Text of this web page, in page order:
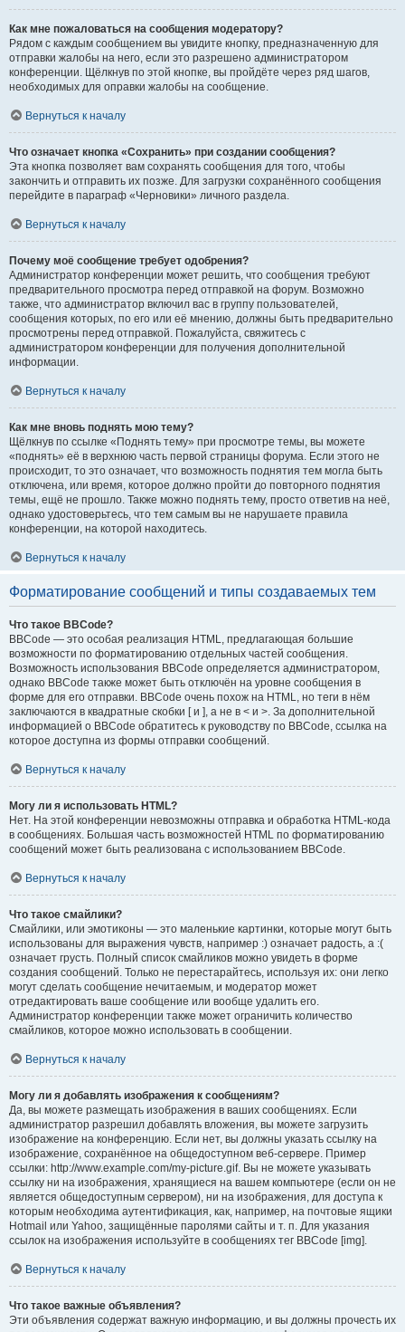
Как мне пожаловаться на сообщения модератору?
Рядом с каждым сообщением вы увидите кнопку, предназначенную для
отправки жалобы на него, если это разрешено администратором
конференции. Щёлкнув по этой кнопке, вы пройдёте через ряд шагов,
необходимых для оправки жалобы на сообщение.
Вернуться к началу
Что означает кнопка «Сохранить» при создании сообщения?
Эта кнопка позволяет вам сохранять сообщения для того, чтобы
закончить и отправить их позже. Для загрузки сохранённого сообщения
перейдите в параграф «Черновики» личного раздела.
Вернуться к началу
Почему моё сообщение требует одобрения?
Администратор конференции может решить, что сообщения требуют
предварительного просмотра перед отправкой на форум. Возможно
также, что администратор включил вас в группу пользователей,
сообщения которых, по его или её мнению, должны быть предварительно
просмотрены перед отправкой. Пожалуйста, свяжитесь с
администратором конференции для получения дополнительной
информации.
Вернуться к началу
Как мне вновь поднять мою тему?
Щёлкнув по ссылке «Поднять тему» при просмотре темы, вы можете
«поднять» её в верхнюю часть первой страницы форума. Если этого не
происходит, то это означает, что возможность поднятия тем могла быть
отключена, или время, которое должно пройти до повторного поднятия
темы, ещё не прошло. Также можно поднять тему, просто ответив на неё,
однако удостоверьтесь, что тем самым вы не нарушаете правила
конференции, на которой находитесь.
Вернуться к началу
Форматирование сообщений и типы создаваемых тем
Что такое BBCode?
BBCode — это особая реализация HTML, предлагающая большие
возможности по форматированию отдельных частей сообщения.
Возможность использования BBCode определяется администратором,
однако BBCode также может быть отключён на уровне сообщения в
форме для его отправки. BBCode очень похож на HTML, но теги в нём
заключаются в квадратные скобки [ и ], а не в < и >. За дополнительной
информацией о BBCode обратитесь к руководству по BBCode, ссылка на
которое доступна из формы отправки сообщений.
Вернуться к началу
Могу ли я использовать HTML?
Нет. На этой конференции невозможны отправка и обработка HTML-кода
в сообщениях. Большая часть возможностей HTML по форматированию
сообщений может быть реализована с использованием BBCode.
Вернуться к началу
Что такое смайлики?
Смайлики, или эмотиконы — это маленькие картинки, которые могут быть
использованы для выражения чувств, например :) означает радость, а :(
означает грусть. Полный список смайликов можно увидеть в форме
создания сообщений. Только не перестарайтесь, используя их: они легко
могут сделать сообщение нечитаемым, и модератор может
отредактировать ваше сообщение или вообще удалить его.
Администратор конференции также может ограничить количество
смайликов, которое можно использовать в сообщении.
Вернуться к началу
Могу ли я добавлять изображения к сообщениям?
Да, вы можете размещать изображения в ваших сообщениях. Если
администратор разрешил добавлять вложения, вы можете загрузить
изображение на конференцию. Если нет, вы должны указать ссылку на
изображение, сохранённое на общедоступном веб-сервере. Пример
ссылки: http://www.example.com/my-picture.gif. Вы не можете указывать
ссылку ни на изображения, хранящиеся на вашем компьютере (если он не
является общедоступным сервером), ни на изображения, для доступа к
которым необходима аутентификация, как, например, на почтовые ящики
Hotmail или Yahoo, защищённые паролями сайты и т. п. Для указания
ссылок на изображения используйте в сообщениях тег BBCode [img].
Вернуться к началу
Что такое важные объявления?
Эти объявления содержат важную информацию, и вы должны прочесть их